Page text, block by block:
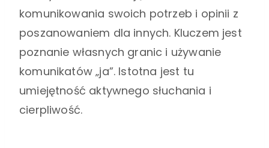
komunikowania swoich potrzeb i opinii z
poszanowaniem dla innych. Kluczem jest
poznanie własnych granic i używanie
komunikatów „ja”. Istotna jest tu
umiejętność aktywnego słuchania i
cierpliwość.